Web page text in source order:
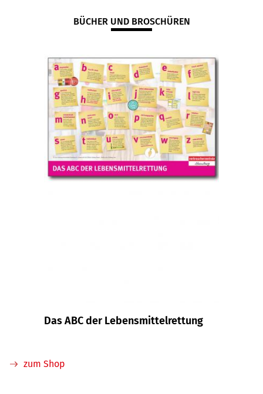
BÜCHER UND BROSCHÜREN
Das ABC der Lebensmittelrettung
zum Shop